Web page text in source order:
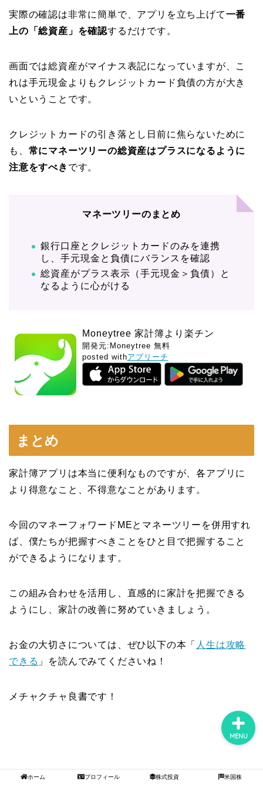
実際の確認は非常に簡単で、アプリを立ち上げて一番
上の「総資産」を確認するだけです。
画面では総資産がマイナス表記になっていますが、こ
れは手元現金よりもクレジットカード負債の方が大き
いということです。
クレジットカードの引き落とし日前に焦らないために
も、 常にマネーツリーの総資産はプラスになるように
注意をすべき です。
マネーツリーのまとめ
銀行口座とクレジットカードのみを連携
し、手元現金と負債にバランスを確認
総資産がプラス表示（手元現金＞負債）と
なるように心がける
Moneytree 家計簿より楽チン
開発元: Moneytree 無料
posted withアプリーチ
まとめ
家計簿アプリは本当に便利なものですが、各アプリに
より得意なこと、不得意なことがあります。
今回のマネーフォワードMEとマネーツリーを併用すれ
ば、僕たちが把握すべきことをひと目で把握すること
ができるようになります。
この組み合わせを活用し、直感的に家計を把握できる
ようにし、家計の改善に努めていきましょう。
お金の大切さについては、ぜひ以下の本「 人生は攻略
できる 」を読んでみてくださいね！
メチャクチャ良書です！
ホーム プロフィール 株式投資 米国株
MENU
プロフィール